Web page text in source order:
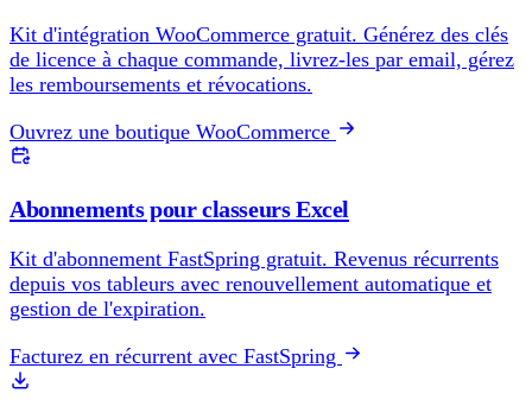
Kit d'intégration WooCommerce gratuit. Générez des clés
de licence à chaque commande, livrez-les par email, gérez
les remboursements et révocations.
Ouvrez une boutique WooCommerce
Abonnements pour classeurs Excel
Kit d'abonnement FastSpring gratuit. Revenus récurrents
depuis vos tableurs avec renouvellement automatique et
gestion de l'expiration.
Facturez en récurrent avec FastSpring